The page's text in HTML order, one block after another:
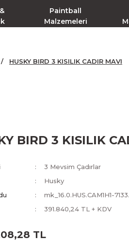
Paintball
Malzemeleri
HUSKY BIRD 3 KISILIK CADIR MAVI
BIRD 3 KISILIK
3 Mevsim Çadırlar
Husky
mk_16.0.HUS.CAM1H1-
391.840,24 TL + KDV
TL